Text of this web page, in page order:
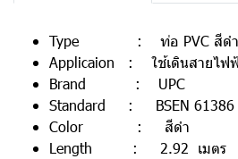
Type : ท่อ PVC สีดำ
Applicaion : ใช้เดินสายไฟ
Brand : UPC
Standard : BSEN 61386
Color : สีดำ
Length : 2.92 เมตร